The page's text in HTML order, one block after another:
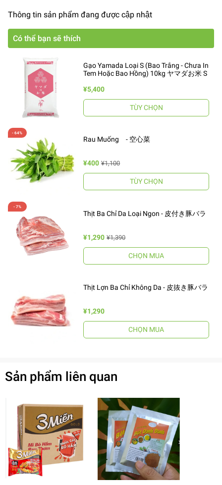
Thông tin sản phẩm đang được cập nhật
Có thể bạn sẽ thích
Gạo Yamada Loại S (Bao Trắng - Chưa In
Tem Hoặc Bao Hồng) 10kg ヤマダお米 S
¥5,400
TÙY CHỌN
Rau Muống - 空心菜
¥400 ¥1,100
TÙY CHỌN
Thịt Ba Chỉ Da Loại Ngon - 皮付き豚バラ
¥1,290 ¥1,390
CHỌN MUA
Thịt Lợn Ba Chỉ Không Da - 皮抜き豚バラ
¥1,290
CHỌN MUA
Sản phẩm liên quan